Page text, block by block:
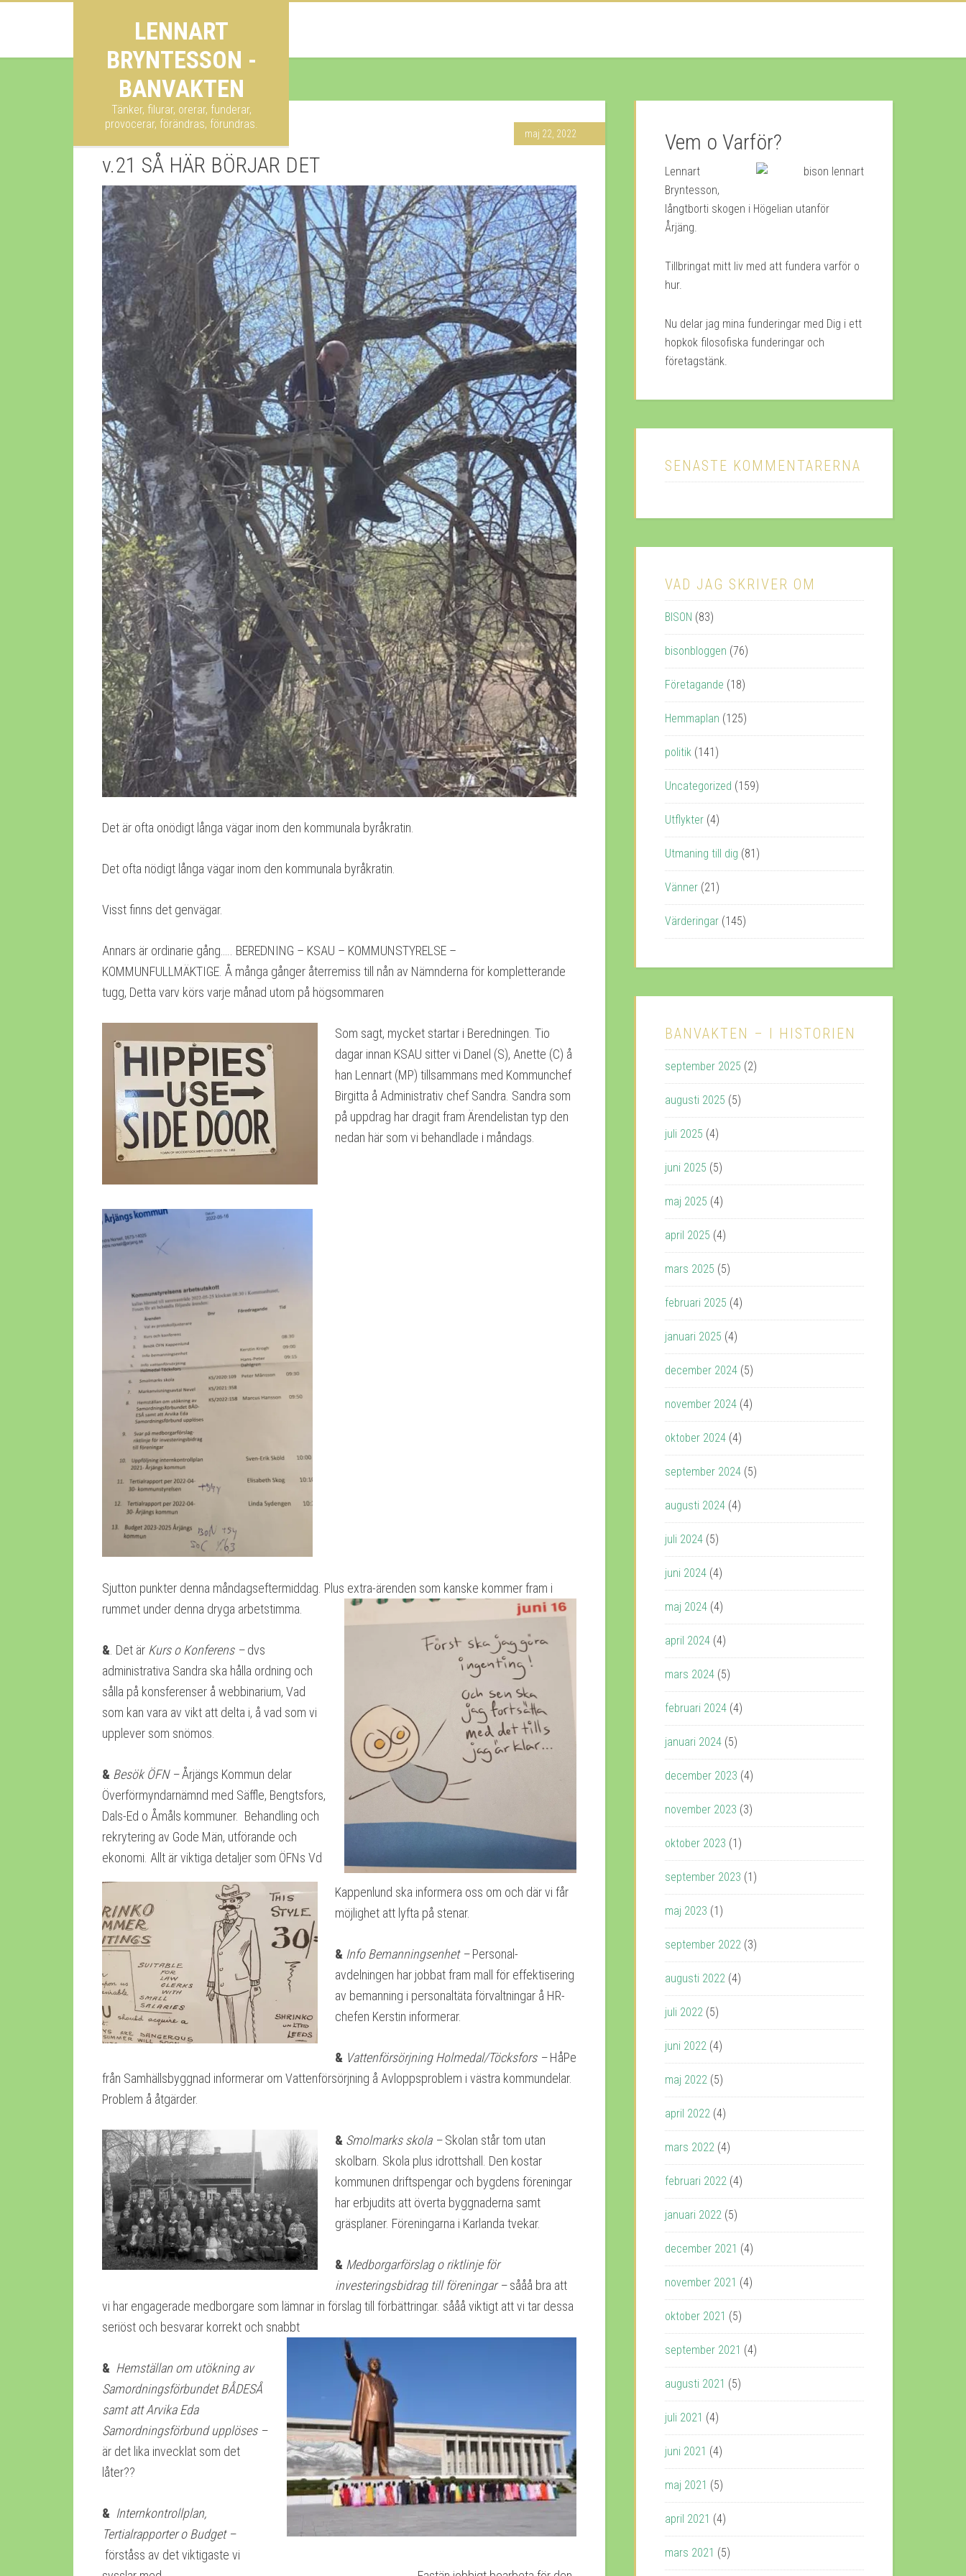
LENNART
BRYNTESSON -
BANVAKTEN
Tänker, filurar, orerar, funderar,
provocerar, förändras, förundras.
maj 22, 2022
v.21 SÅ HÄR BÖRJAR DET
Det är ofta onödigt långa vägar inom den kommunala byråkratin.
Det ofta nödigt långa vägar inom den kommunala byråkratin.
Visst finns det genvägar.
Annars är ordinarie gång….. BEREDNING – KSAU – KOMMUNSTYRELSE –
KOMMUNFULLMÄKTIGE. Å många gånger återremiss till nån av Nämnderna för kompletterande
tugg, Detta varv körs varje månad utom på högsommaren
Som sagt, mycket startar i Beredningen. Tio
dagar innan KSAU sitter vi Danel (S), Anette (C) å
han Lennart (MP) tillsammans med Kommunchef
Birgitta å Administrativ chef Sandra. Sandra som
på uppdrag har dragit fram Ärendelistan typ den
nedan här som vi behandlade i måndags.
Sjutton punkter denna måndagseftermiddag. Plus extra-ärenden som kanske kommer fram i
rummet under denna dryga arbetstimma.
& . Det är Kurs o Konferens –dvs
administrativa Sandra ska hålla ordning och
sålla på konsferenser å webbinarium, Vad
som kan vara av vikt att delta i, å vad som vi
upplever som snömos.
& Besök ÖFN –Årjängs Kommun delar
Överförmyndarnämnd med Säffle, Bengtsfors,
Dals-Ed o Åmåls kommuner. Behandling och
rekrytering av Gode Män, utförande och
ekonomi. Allt är viktiga detaljer som ÖFNs Vd
Kappenlund ska informera oss om och där vi får
möjlighet att lyfta på stenar.
& Info Bemanningsenhet –Personal-
avdelningen har jobbat fram mall för effektisering
av bemanning i personaltäta förvaltningar å HR-
chefen Kerstin informerar.
& Vattenförsörjning Holmedal/Töcksfors –HåPe
från Samhällsbyggnad informerar om Vattenförsörjning å Avloppsproblem i västra kommundelar.
Problem å åtgärder.
& Smolmarks skola –Skolan står tom utan
skolbarn. Skola plus idrottshall. Den kostar
kommunen driftspengar och bygdens föreningar
har erbjudits att överta byggnaderna samt
gräsplaner. Föreningarna i Karlanda tvekar.
& Medborgarförslag o riktlinje för
investeringsbidrag till föreningar –sååå bra att
vi har engagerade medborgare som lämnar in förslag till förbättringar. sååå viktigt att vi tar dessa
seriöst och besvarar korrekt och snabbt
& Hemställan om utökning av
Samordningsförbundet BÅDESÅ
samt att Arvika Eda
Samordningsförbund upplöses –
är det lika invecklat som det
låter??
& Internkontrollplan,
Tertialrapporter o Budget –
förståss av det viktigaste vi
Vem o Varför?
Lennart
Bryntesson,
långtborti skogen i Högelian utanför
Årjäng.
Tillbringat mitt liv med att fundera varför o
hur.
Nu delar jag mina funderingar med Dig i ett
hopkok filosofiska funderingar och
företagstänk.
SENASTE KOMMENTARERNA
VAD JAG SKRIVER OM
BISON (83)
bisonbloggen (76)
Företagande (18)
Hemmaplan (125)
politik (141)
Uncategorized (159)
Utflykter (4)
Utmaning till dig (81)
Vänner (21)
Värderingar (145)
BANVAKTEN – I HISTORIEN
september 2025 (2)
augusti 2025 (5)
juli 2025 (4)
juni 2025 (5)
maj 2025 (4)
april 2025 (4)
mars 2025 (5)
februari 2025 (4)
januari 2025 (4)
december 2024 (5)
november 2024 (4)
oktober 2024 (4)
september 2024 (5)
augusti 2024 (4)
juli 2024 (5)
juni 2024 (4)
maj 2024 (4)
april 2024 (4)
mars 2024 (5)
februari 2024 (4)
januari 2024 (5)
december 2023 (4)
november 2023 (3)
oktober 2023 (1)
september 2023 (1)
maj 2023 (1)
september 2022 (3)
augusti 2022 (4)
juli 2022 (5)
juni 2022 (4)
maj 2022 (5)
april 2022 (4)
mars 2022 (4)
februari 2022 (4)
januari 2022 (5)
december 2021 (4)
november 2021 (4)
oktober 2021 (5)
september 2021 (4)
augusti 2021 (5)
juli 2021 (4)
juni 2021 (4)
maj 2021 (5)
april 2021 (4)
mars 2021 (5)